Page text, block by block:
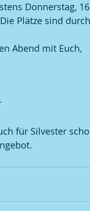
Donnerstag,
Plätze sind
Abend mit Euch,
für Silvester